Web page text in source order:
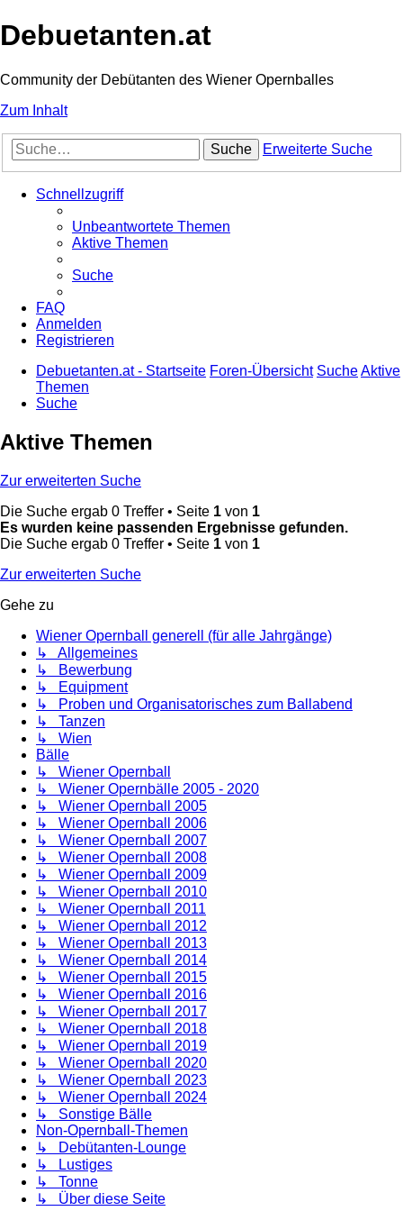
Debuetanten.at
Community der Debütanten des Wiener Opernballes
Zum Inhalt
Suche Erweiterte Suche
Schnellzugriff
Unbeantwortete Themen
Aktive Themen
Suche
FAQ
Anmelden
Registrieren
Debuetanten.at - Startseite Foren-Übersicht SucheAktive
Themen
Suche
Aktive Themen
Zur erweiterten Suche
Die Suche ergab 0 Treffer • Seite 1 von 1
Es wurden keine passenden Ergebnisse gefunden.
Die Suche ergab 0 Treffer • Seite 1 von 1
Zur erweiterten Suche
Gehe zu
Wiener Opernball generell (für alle Jahrgänge)
↳ Allgemeines
↳ Bewerbung
↳ Equipment
↳ Proben und Organisatorisches zum Ballabend
↳ Tanzen
↳ Wien
Bälle
↳ Wiener Opernball
↳ Wiener Opernbälle 2005 - 2020
↳ Wiener Opernball 2005
↳ Wiener Opernball 2006
↳ Wiener Opernball 2007
↳ Wiener Opernball 2008
↳ Wiener Opernball 2009
↳ Wiener Opernball 2010
↳ Wiener Opernball 2011
↳ Wiener Opernball 2012
↳ Wiener Opernball 2013
↳ Wiener Opernball 2014
↳ Wiener Opernball 2015
↳ Wiener Opernball 2016
↳ Wiener Opernball 2017
↳ Wiener Opernball 2018
↳ Wiener Opernball 2019
↳ Wiener Opernball 2020
↳ Wiener Opernball 2023
↳ Wiener Opernball 2024
↳ Sonstige Bälle
Non-Opernball-Themen
↳ Debütanten-Lounge
↳ Lustiges
↳ Tonne
↳ Über diese Seite